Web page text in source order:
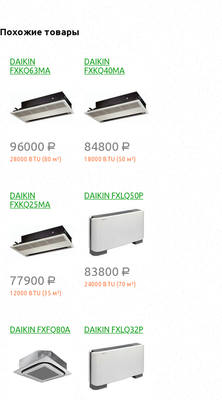
Похожие товары
DAIKIN
FXKQ63MA
96000 a
28000 BTU (80 м²)
DAIKIN
FXKQ40MA
84800 a
18000 BTU (50 м²)
DAIKIN
FXKQ25MA
77900 a
12000 BTU (35 м²)
DAIKIN FXLQ50P
83800 a
24000 BTU (70 м²)
DAIKIN FXFQ80A DAIKIN FXLQ32P